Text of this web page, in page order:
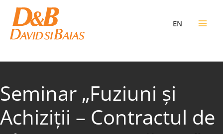
content
EN
Seminar „Fuziuni şi
Achiziţii – Contractul de